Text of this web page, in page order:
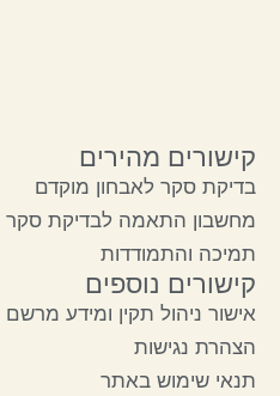
קישורים מהירים
בדיקת סקר לאבחון מוקדם
מחשבון התאמה לבדיקת סקר
תמיכה והתמודדות
קישורים נוספים
אישור ניהול תקין ומידע
הצהרת נגישות
תנאי שימוש באתר